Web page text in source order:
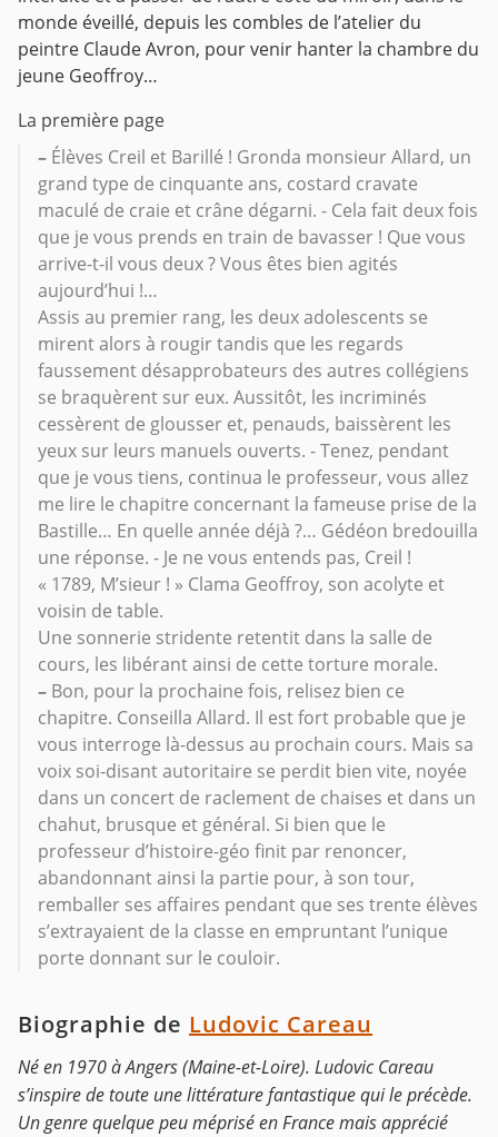
monde éveillé, depuis les combles de l’atelier du
peintre Claude Avron, pour venir hanter la chambre du
jeune Geoffroy…
La première page
– Élèves Creil et Barillé ! Gronda monsieur Allard, un
grand type de cinquante ans, costard cravate
maculé de craie et crâne dégarni. - Cela fait deux fois
que je vous prends en train de bavasser ! Que vous
arrive-t-il vous deux ? Vous êtes bien agités
aujourd’hui !…
Assis au premier rang, les deux adolescents se
mirent alors à rougir tandis que les regards
faussement désapprobateurs des autres collégiens
se braquèrent sur eux. Aussitôt, les incriminés
cessèrent de glousser et, penauds, baissèrent les
yeux sur leurs manuels ouverts. - Tenez, pendant
que je vous tiens, continua le professeur, vous allez
me lire le chapitre concernant la fameuse prise de la
Bastille… En quelle année déjà ?… Gédéon bredouilla
une réponse. - Je ne vous entends pas, Creil !
« 1789, M’sieur ! » Clama Geoffroy, son acolyte et
voisin de table.
Une sonnerie stridente retentit dans la salle de
cours, les libérant ainsi de cette torture morale.
– Bon, pour la prochaine fois, relisez bien ce
chapitre. Conseilla Allard. Il est fort probable que je
vous interroge là-dessus au prochain cours. Mais sa
voix soi-disant autoritaire se perdit bien vite, noyée
dans un concert de raclement de chaises et dans un
chahut, brusque et général. Si bien que le
professeur d’histoire-géo finit par renoncer,
abandonnant ainsi la partie pour, à son tour,
remballer ses affaires pendant que ses trente élèves
s’extrayaient de la classe en empruntant l’unique
porte donnant sur le couloir.
Biographie de Ludovic Careau
Né en 1970 à Angers (Maine-et-Loire). Ludovic Careau
s’inspire de toute une littérature fantastique qui le précède.
Un genre quelque peu méprisé en France mais apprécié